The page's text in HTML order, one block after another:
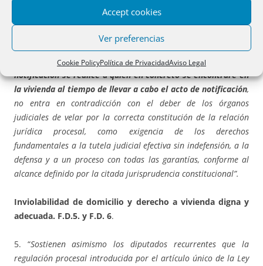
Accept cookies
Ver preferencias
Cookie PolicyPolítica de PrivacidadAviso Legal
Lo dispuesto en el art. 437.3 bis LEC y en el primer
párrafo del art. 441.1 bis LEC, que
demanda de recuperación de la posesión de una vivienda
contra los ignorados ocupantes, sin perjuicio de que la
notificación se realice a quien en concreto se encontrare en
la vivienda al tiempo de llevar a cabo el acto de notificación,
no entra en contradicción con el deber de los órganos
judiciales de velar por la correcta constitución de la relación
jurídica procesal, como exigencia de los derechos
fundamentales a la tutela judicial efectiva sin indefensión, a la
defensa y a un proceso con todas las garantías, conforme al
alcance definido por la citada jurisprudencia constitucional”.
Inviolabilidad de domicilio y derecho a vivienda digna y
adecuada. F.D.5. y F.D. 6.
5. “Sostienen asimismo los diputados recurrentes que la
regulación procesal introducida por el artículo único de la Ley